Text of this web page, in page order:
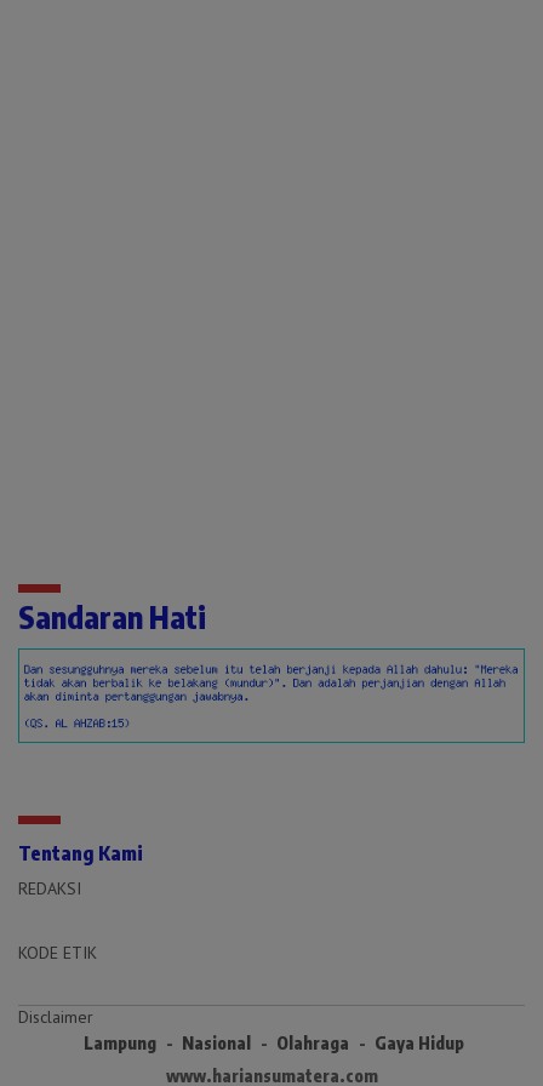
Sandaran Hati
Tentang Kami
REDAKSI
KODE ETIK
Disclaimer
Lampung Nasional Olahraga
Gaya Hidup
www.hariansumatera.com